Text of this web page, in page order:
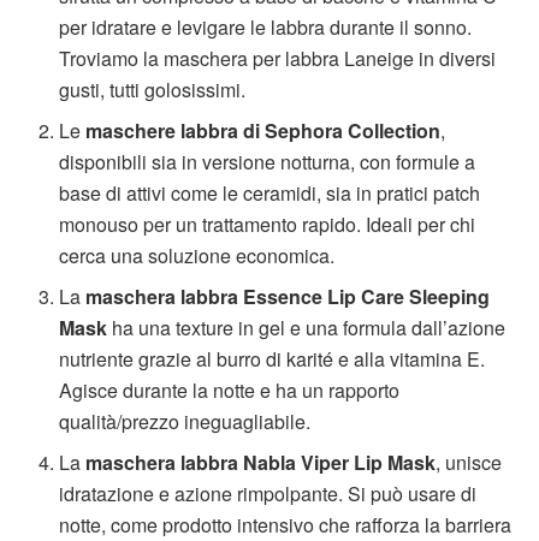
per idratare e levigare le labbra durante il sonno.
Troviamo la maschera per labbra Laneige in diversi
gusti, tutti golosissimi.
Le maschere labbra di Sephora Collection,
disponibili sia in versione notturna, con formule a
base di attivi come le ceramidi, sia in pratici patch
monouso per un trattamento rapido. Ideali per chi
cerca una soluzione economica.
La maschera labbra Essence Lip Care Sleeping
Mask ha una texture in gel e una formula dall’azione
nutriente grazie al burro di karité e alla vitamina E.
Agisce durante la notte e ha un rapporto
qualità/prezzo ineguagliabile.
La maschera labbra Nabla Viper Lip Mask, unisce
idratazione e azione rimpolpante. Si può usare di
notte, come prodotto intensivo che rafforza la barriera